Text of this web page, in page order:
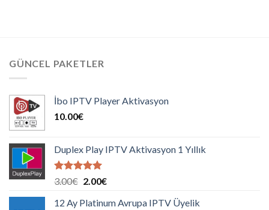
GÜNCEL PAKETLER
İbo IPTV Player Aktivasyon
10.00€
Duplex Play IPTV Aktivasyon 1 Yıllık
5 üzerinden
aldı
3.00€ Orijinal
3.00€.
2.00€Şu
fiyat:
12 Ay Platinum Avrupa IPTV Üyelik